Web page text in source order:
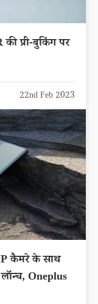
प्री-बुकिंग पर
22nd Feb 2023
कैमरे के साथ
Oneplus